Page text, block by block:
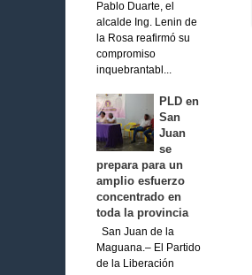
Pablo Duarte, el
alcalde Ing. Lenin de
la Rosa reafirmó su
compromiso
inquebrantabl...
PLD en
San
Juan
se
prepara para un
amplio esfuerzo
concentrado en
toda la provincia
San Juan de la
Maguana.– El Partido
de la Liberación